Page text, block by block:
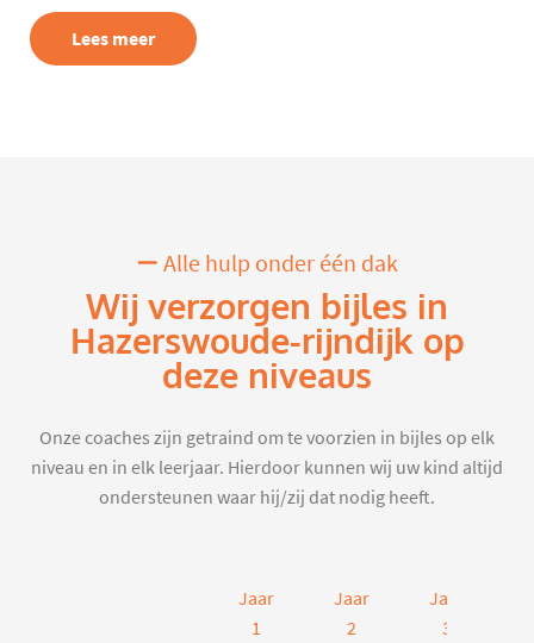
Lees meer
Alle hulp onder één dak
Wij verzorgen bijles in
Hazerswoude-rijndijk op
deze niveaus
Onze coaches zijn getraind om te voorzien in bijles op elk
niveau en in elk leerjaar. Hierdoor kunnen wij uw kind altijd
ondersteunen waar hij/zij dat nodig heeft.
Jaar
1
Jaar
2
Jaar
3